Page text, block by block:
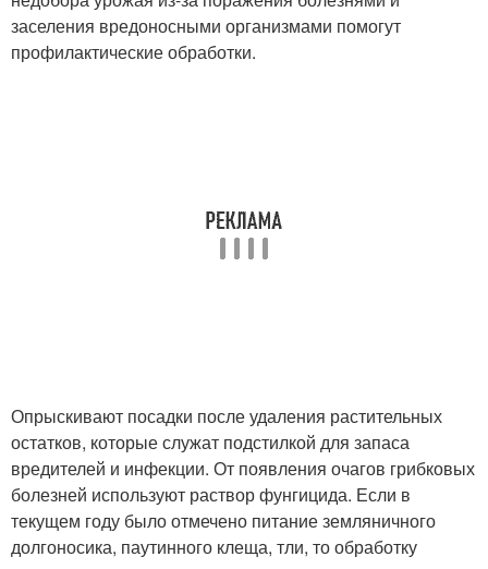
заселения вредоносными организмами помогут
профилактические обработки.
Опрыскивают посадки после удаления растительных
остатков, которые служат подстилкой для запаса
вредителей и инфекции. От появления очагов грибковых
болезней используют раствор фунгицида. Если в
текущем году было отмечено питание земляничного
долгоносика, паутинного клеща, тли, то обработку